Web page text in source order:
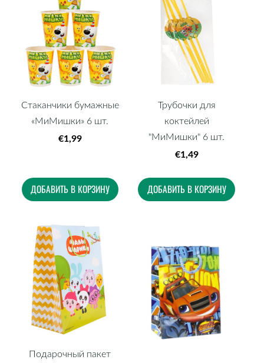
Стаканчики бумажные
«МиМишки» 6 шт.
€1,99
ДОБАВИТЬ В КОРЗИНУ
Трубочки для
коктейлей
"МиМишки" 6 шт.
€1,49
ДОБАВИТЬ В КОРЗИНУ
Подарочный пакет